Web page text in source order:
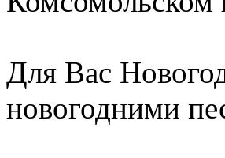
Для Вас
новогодними